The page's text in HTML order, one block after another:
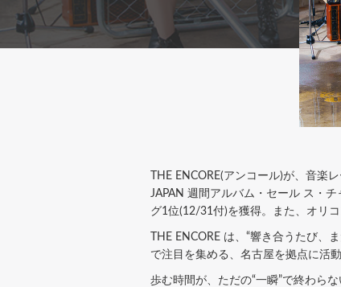
THE ENCORE(アンコール)が、音
JAPAN 週間アルバム・セール ス・
グ1位(12/31付)を獲得。また、オリ
THE ENCORE は、“響き合うたび
で注目を集める、名古屋を拠点に活
歩む時間が、ただの“一瞬”で終わら